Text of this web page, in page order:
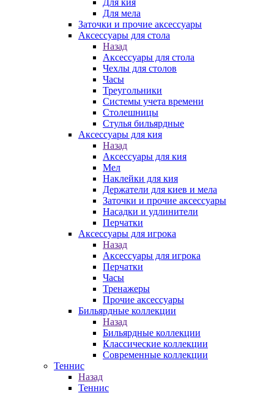
Для кия
Для мела
Заточки и прочие аксессуары
Аксессуары для стола
Назад
Аксессуары для стола
Чехлы для столов
Часы
Треугольники
Системы учета времени
Столешницы
Стулья бильярдные
Аксессуары для кия
Назад
Аксессуары для кия
Мел
Наклейки для кия
Держатели для киев и мела
Заточки и прочие аксессуары
Насадки и удлинители
Перчатки
Аксессуары для игрока
Назад
Аксессуары для игрока
Перчатки
Часы
Тренажеры
Прочие аксессуары
Бильярдные коллекции
Назад
Бильярдные коллекции
Классические коллекции
Современные коллекции
Теннис
Назад
Теннис